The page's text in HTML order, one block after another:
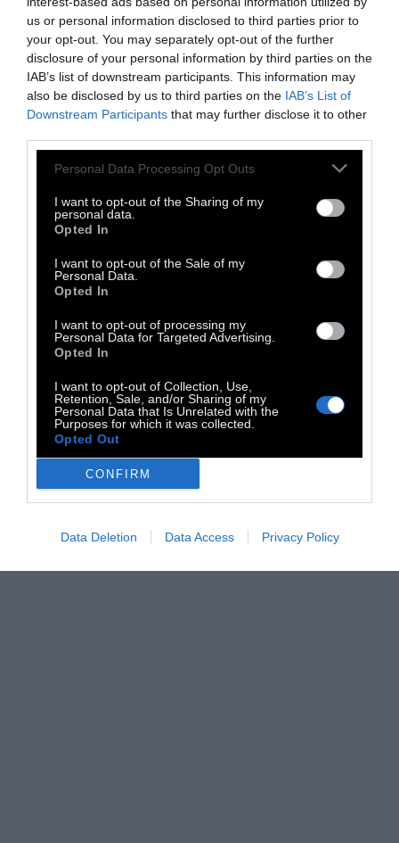
us or personal information disclosed to third parties prior to
your opt-out. You may separately opt-out of the further
disclosure of your personal information by third parties on the
IAB’s list of downstream participants. This information may
also be disclosed by us to third parties on the IAB’s List of
Downstream Participants that may further disclose it to other
Personal Data Processing Opt Outs
I want to opt-out of the Sharing of my
personal data.
Opted In
I want to opt-out of the Sale of my
Personal Data.
Opted In
I want to opt-out of processing my
Personal Data for Targeted Advertising.
Opted In
I want to opt-out of Collection, Use,
Retention, Sale, and/or Sharing of my
Personal Data that Is Unrelated with the
Purposes for which it was collected.
Opted Out
CONFIRM
Data Deletion Data Access Privacy Policy
Φωτό: Của Rọt